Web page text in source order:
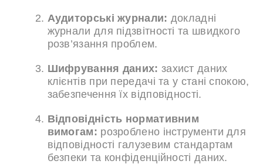
Аудиторські журнали: докладні
журнали для підзвітності та швидкого
розв’язання проблем.
Шифрування даних: захист даних
клієнтів при передачі та у стані спокою,
забезпечення їх відповідності.
Відповідність нормативним
вимогам: розроблено інструменти для
відповідності галузевим стандартам
безпеки та конфіденційності даних.